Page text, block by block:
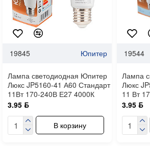
19845 Юпитер
Лампа светодиодная Юпитер
Люкс JP5160-41 А60 Стандарт
11Вт 170-240В Е27 4000К
3.95 ƃ
В корзину
19544
Лампа
Люкс
11 Вт
3.95 ƃ